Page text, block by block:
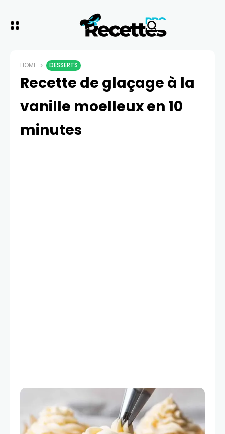
HOME DESSERTS
Recette de glaçage à la
vanille moelleux en 10
minutes